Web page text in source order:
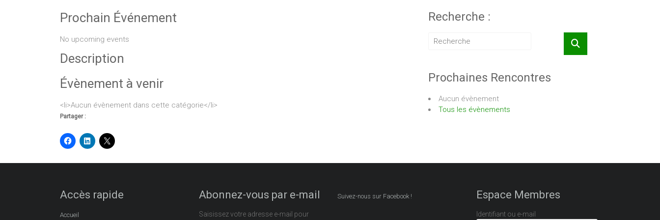
Prochain Événement
No upcoming events
Description
Évènement à venir
<li>Aucun évènement dans cette catégorie</li>
Partager :
Recherche :
Prochaines Rencontres
Aucun évènement
Tous les évènements
Accès rapide
Accueil
Abonnez-vous par e-mail
Saisissez votre adresse e-mail pour
Suivez-nous sur Facebook ! Espace Membres
Identifiant ou e-mail